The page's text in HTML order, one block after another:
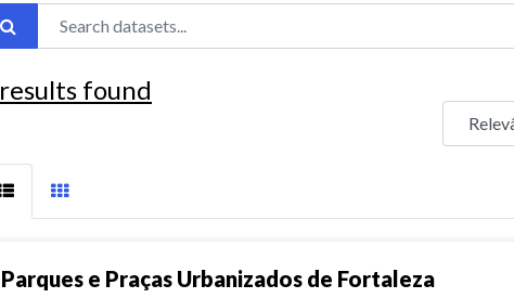
results found
Parques e Praças Urbanizados de Fortaleza